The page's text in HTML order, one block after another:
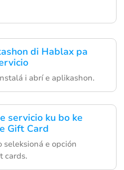
di Hablax pa
i abrí e aplikashon.
servicio ku bo ke
Gift Card
seleksioná e opción
cards.